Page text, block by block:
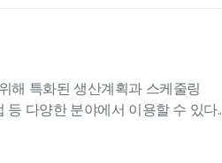
해 특화된 생산계획과 스케줄링
등 다양한 분야에서 이용할 수 있다